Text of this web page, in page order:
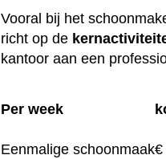
Vooral bij het
richt op de
kantoor aan een
Per week
Eenmalige schoonmaak€